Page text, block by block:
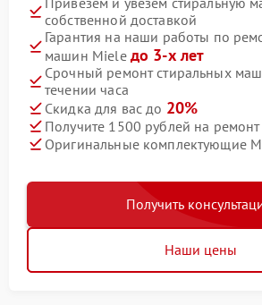
собственной доставкой
Гарантия на наши работы по
машин Miele до 3-х лет
Срочный ремонт стиральных
течении часа
Скидка для вас до 20%
Получите 1500 рублей на ремонт
Оригинальные комплектующие
Получить
Наши цены